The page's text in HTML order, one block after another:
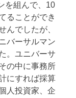
を組んで、10
ることができ
んでしたが、
バーサルマン
。ユニバーサ
の中に事務所
にすれば採算
人投資家、企